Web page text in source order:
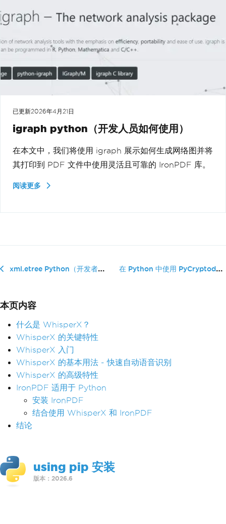
已更新2026年4月21日
igraph python（开发人员如何使用）
在本文中，我们将使用 igraph 展示如何生成网络图并将
其打印到 PDF 文件中使用灵活且可靠的 IronPDF 库。
阅读更多
xml.etree Python（开发者如何使用） 在 Python 中使用 PyCryptodome �...
本页内容
什么是 WhisperX？
WhisperX 的关键特性
WhisperX 入门
WhisperX 的基本用法 - 快速自动语音识别
WhisperX 的高级特性
IronPDF 适用于 Python
安装 IronPDF
结合使用 WhisperX 和 IronPDF
结论
using pip 安装
版本：2026.6